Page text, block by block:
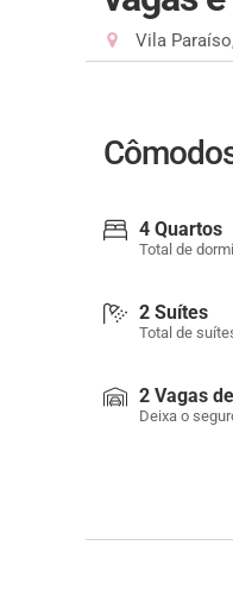
Vila
4 Quartos
Total de
2 Suítes
Total de
2 Vagas
Deixa o